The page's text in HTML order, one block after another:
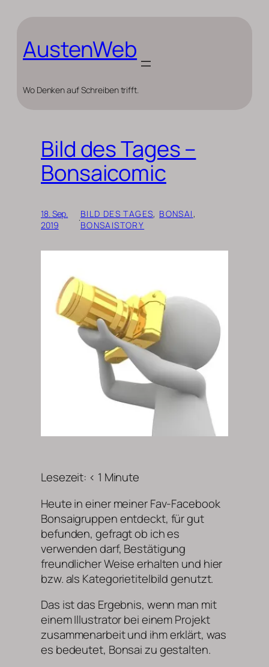
springen
AustenWeb
Wo Denken auf Schreiben trifft.
Bild des Tages –
Bonsaicomic
18. Sep.
2019
·BILD DES TAGES, BONSAI
BONSAISTORY
Lesezeit: < 1 Minute
Heute in einer meiner Fav-Facebook
Bonsaigruppen entdeckt, für gut
befunden, gefragt ob ich es
verwenden darf, Bestätigung
freundlicher Weise erhalten und hier
bzw. als Kategorietitelbild genutzt.
Das ist das Ergebnis, wenn man mit
einem Illustrator bei einem Projekt
zusammenarbeit und ihm erklärt, was
es bedeutet, Bonsai zu gestalten.